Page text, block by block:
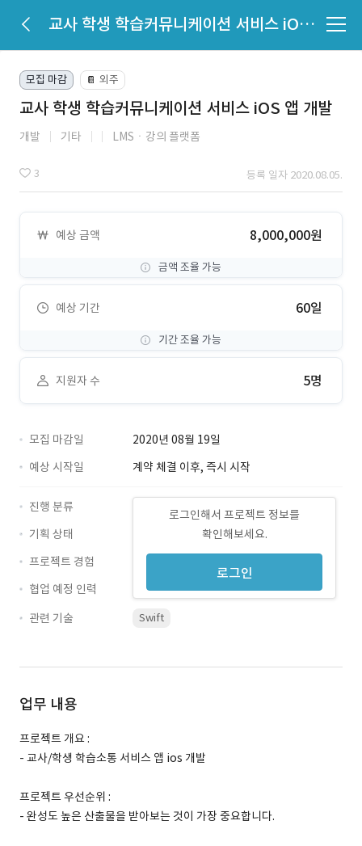
교사 학생 학습커뮤니케이션 서비스 iOS 앱 개발
모집 마감 📔 외주
교사 학생 학습커뮤니케이션 서비스 iOS 앱 개발
개발 기타 LMSㆍ강의 플랫폼
3 등록 일자 2020.08.05.
예상 금액 8,000,000원
금액 조율 가능
예상 기간 60일
기간 조율 가능
지원자 수 5명
모집 마감일
2020년 08월 19일
예상 시작일
계약 체결 이후, 즉시 시작
로그인해서 프로젝트 정보를
확인해보세요.
로그인
진행 분류
기획 상태
프로젝트 경험
협업 예정 인력
관련 기술
Swift
업무 내용
프로젝트 개요 :
- 교사/학생 학습소통 서비스 앱 ios 개발
프로젝트 우선순위 :
- 완성도 높은 산출물을 받아보는 것이 가장 중요합니다.